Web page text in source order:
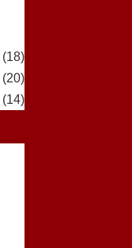
(18)
(20)
(14)